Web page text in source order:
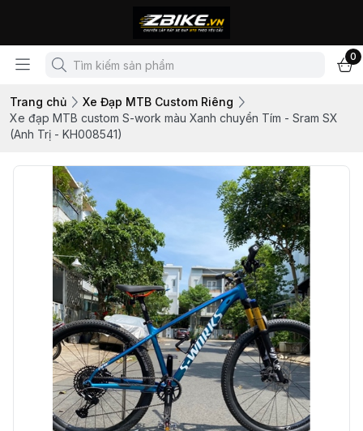
0
Trang chủ
Xe Đạp MTB Custom Riêng
Xe đạp MTB custom S-work màu Xanh chuyển Tím - Sram SX
(Anh Trị - KH008541)